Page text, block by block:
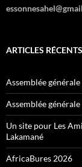
ARTICLES RÉCENTS
Assemblée
Assemblée générale
Un site pour Les
Lakamané
AfricaBures 2026